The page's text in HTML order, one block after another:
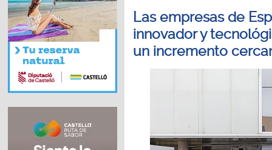
Las empresas de
innovador y
un incremento